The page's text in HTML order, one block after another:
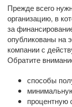
Прежде всего
организацию, в
за
опубликованы на
компании с
Обратите
способы
процентную